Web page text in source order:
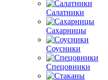
Салатники
Сахарницы
Соусники
Спецовники